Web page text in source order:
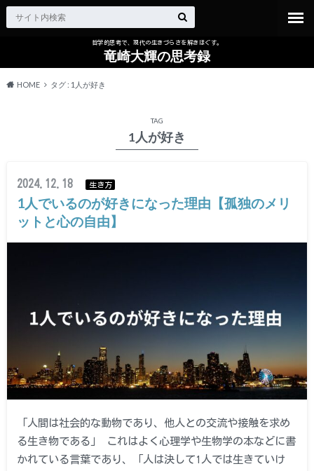
哲学的思考で、現代の生きづらさを解きほぐす。
竜崎大輝の思考録
HOME タグ : 1人が好き
TAG
1人が好き
2024.12.18 生き方
1人でいるのが好きになった理由【孤独のメリ
ットと心の自由】
「人間は社会的な動物であり、他人との交流や接触を求め
る生き物である」 これはよく心理学や生物学の本などに書
かれている言葉であり、「人は決して1人では生きていけ